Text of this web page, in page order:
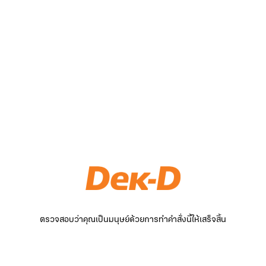
ตรวจสอบว่าคุณเป็นมนุษย์ด้วยการทำคำสั่งนี้ให้เสร็จสิ้น